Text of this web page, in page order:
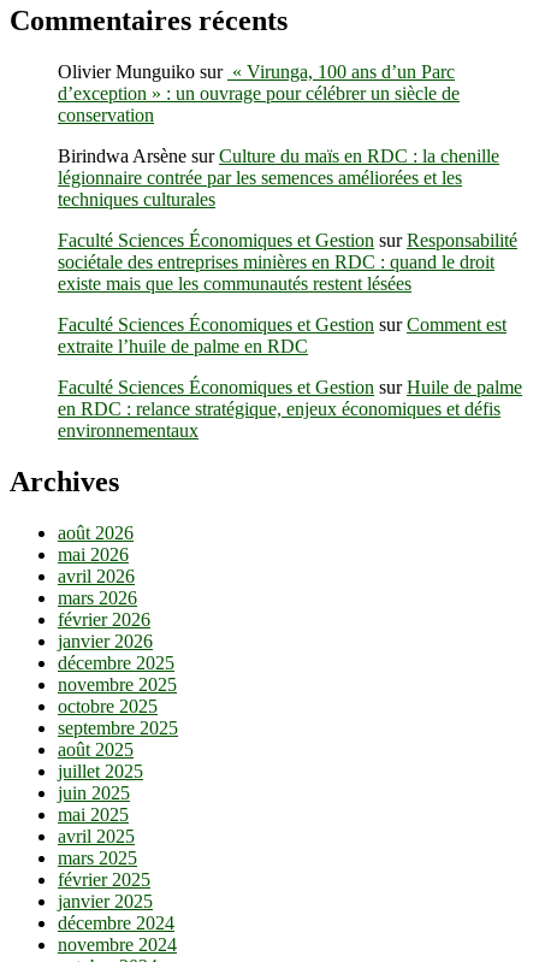
Commentaires récents
Olivier Munguiko sur « Virunga, 100 ans d’un Parc
d’exception » : un ouvrage pour célébrer un siècle de
conservation
Birindwa Arsène surCulture du maïs en RDC : la chenille
légionnaire contrée par les semences améliorées et les
techniques culturales
Faculté Sciences Économiques et Gestion surResponsabilité
sociétale des entreprises minières en RDC : quand le droit
existe mais que les communautés restent lésées
Faculté Sciences Économiques et Gestion surComment est
extraite l’huile de palme en RDC
Faculté Sciences Économiques et Gestion surHuile de palme
en RDC : relance stratégique, enjeux économiques et défis
environnementaux
Archives
août 2026
mai 2026
avril 2026
mars 2026
février 2026
janvier 2026
décembre 2025
novembre 2025
octobre 2025
septembre 2025
août 2025
juillet 2025
juin 2025
mai 2025
avril 2025
mars 2025
février 2025
janvier 2025
décembre 2024
novembre 2024